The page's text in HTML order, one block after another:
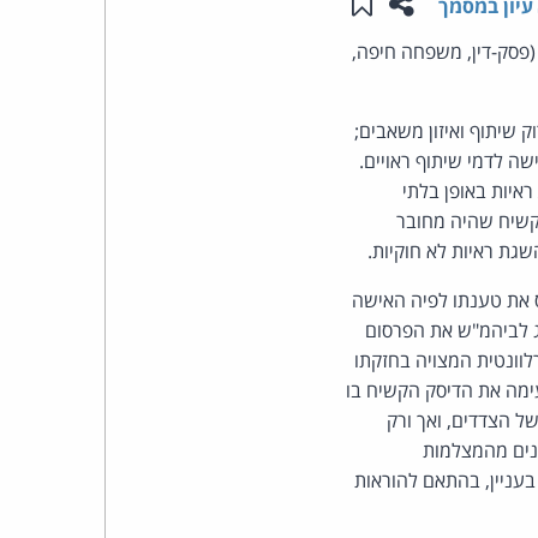
עיון במסמך
דין, משפחה חיפה,
שיתוף ואיזון משאבים;
לדמי שיתוף ראויים.
באופן בלתי
שהיה מחובר
ראיות לא חוקיות.
את טענתו לפיה האישה
לביהמ"ש את הפרסום
המצויה בחזקתו
את הדיסק הקשיח בו
הצדדים, ואך ורק
מהמצלמות
בהתאם להוראות